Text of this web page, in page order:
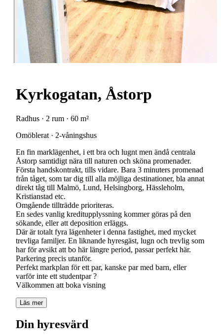
Kyrkogatan, Åstorp
Radhus · 2 rum · 60 m²
Omöblerat · 2-våningshus
En fin marklägenhet, i ett bra och lugnt men ändå centrala
Åstorp samtidigt nära till naturen och sköna promenader.
Första handskontrakt, tills vidare. Bara 3 minuters promenad
från tåget, som tar dig till alla möjliga destinationer, bla annat
direkt tåg till Malmö, Lund, Helsingborg, Hässleholm,
Kristianstad etc.
Omgående tillträdde prioriteras.
En sedes vanlig kreditupplyssning kommer göras på den
sökande, eller att deposition erläggs.
Där är totalt fyra lägenheter i denna fastighet, med mycket
trevliga familjer. En liknande hyresgäst, lugn och trevlig som
har för avsikt att bo här längre period, passar perfekt här.
Parkering precis utanför.
Perfekt markplan för ett par, kanske par med barn, eller
varför inte ett studentpar ?
Välkommen att boka visning
Läs mer
Din hyresvärd